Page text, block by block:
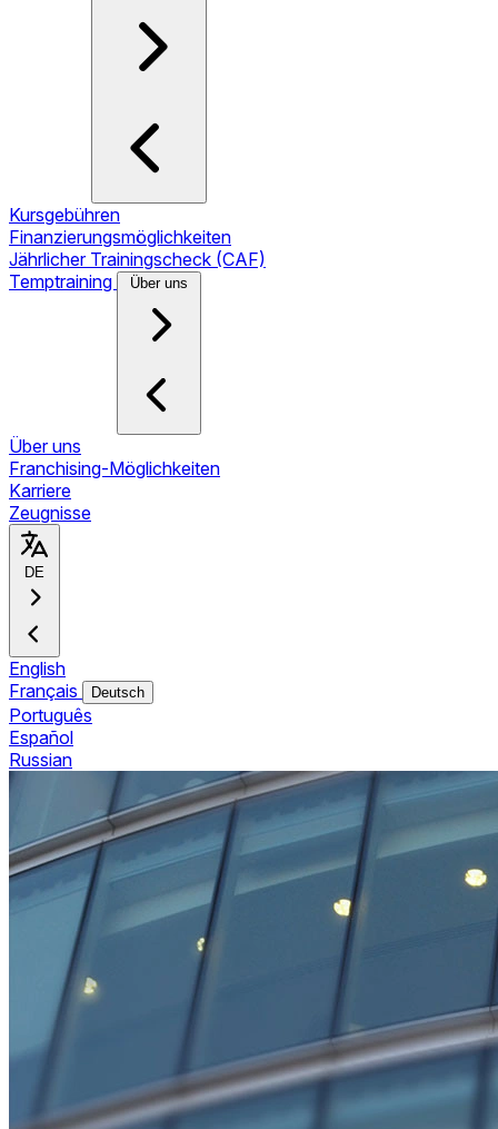
Kursgebühren
Finanzierungsmöglichkeiten
Jährlicher Trainingscheck (CAF)
Temptraining
Über uns
Über uns
Franchising-Möglichkeiten
Karriere
Zeugnisse
DE
English
Français
Deutsch
Português
Español
Russian